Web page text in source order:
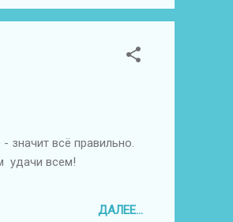
значит всё правильно.
удачи всем!
ДАЛЕЕ...